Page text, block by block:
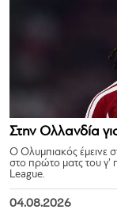
Στην Ολλανδία
Ο Ολυμπιακός έμεινε
στο πρώτο ματς του γ’
League.
04.08.2026